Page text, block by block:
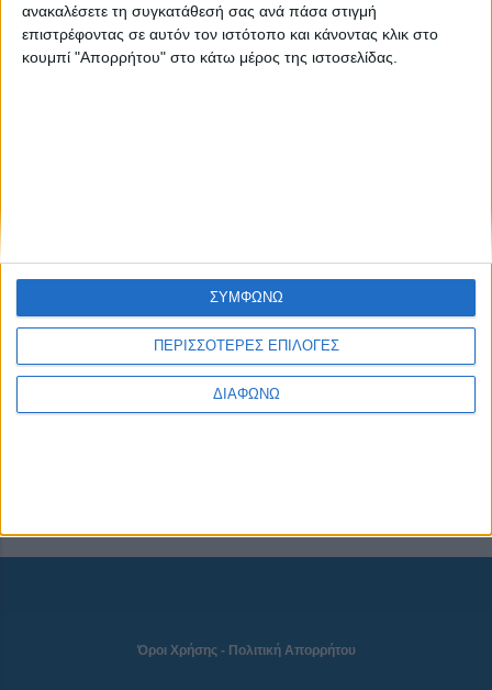
ανακαλέσετε τη συγκατάθεσή σας ανά πάσα στιγμή
επιστρέφοντας σε αυτόν τον ιστότοπο και κάνοντας κλικ στο
κουμπί "Απορρήτου" στο κάτω μέρος της ιστοσελίδας.
ΠΕΡΙΣΣΟΤΕΡΕΣ ΕΠΙΛΟΓΕΣ
ΔΙΑΦΩΝΩ
ΣΥΜΦΩΝΩ
NEWSLETTER
Όροι Χρήσης- Πολιτική Απορρήτου